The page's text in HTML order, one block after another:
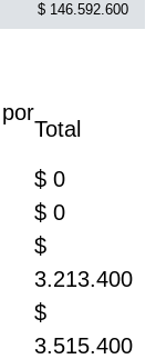
$ 146.592.600
Total
$ 0
$ 0
$
3.213.400
$
3.515.400